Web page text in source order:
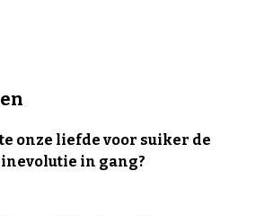
onze liefde voor suiker de
in gang?